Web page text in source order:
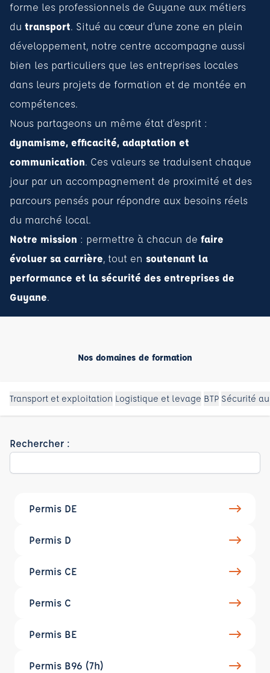
forme les professionnels de Guyane aux métiers
du transport. Situé au cœur d’une zone en plein
développement, notre centre accompagne aussi
bien les particuliers que les entreprises locales
dans leurs projets de formation et de montée en
compétences.
Nous partageons un même état d’esprit :
dynamisme, efficacité, adaptation et
communication. Ces valeurs se traduisent chaque
jour par un accompagnement de proximité et des
parcours pensés pour répondre aux besoins réels
du marché local.
Notre mission : permettre à chacun de faire
évoluer sa carrière, tout en soutenant la
performance et la sécurité des entreprises de
Guyane.
Nos domaines de formation
Transport et exploitation Logistique et levage BTP Sécurité
Rechercher :
Permis DE
Permis D
Permis CE
Permis C
Permis BE
Permis B96 (7h)